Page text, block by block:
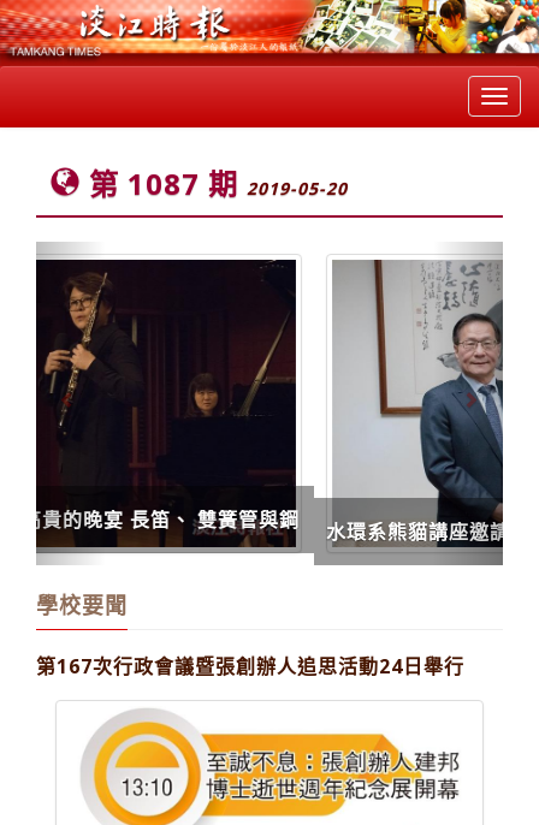
第 1087 期 2019-05-20
水環系熊貓講座邀請到新加坡國立大學副校長(研
究與科技)劉立方 拜會葛校長、張董事長
Previous Next
學校要聞
第167次行政會議暨張創辦人追思活動24日舉行